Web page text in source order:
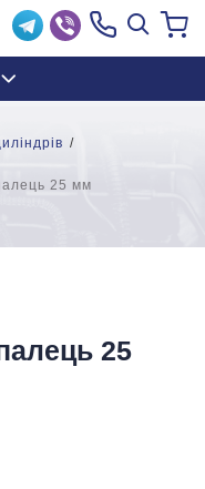
25 мм
25